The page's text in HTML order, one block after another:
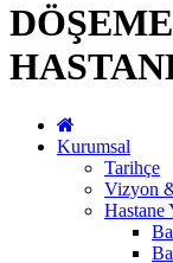
Kurumsal
Tarihçe
Vizyon
Hastane